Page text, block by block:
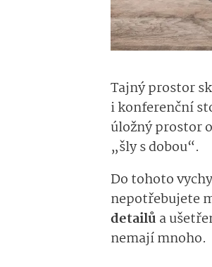
Tajný prostor
i konferenční
úložný prostor
„šly s dobou“.
Do tohoto
nepotřebujete
detailů a
nemají mnoho.